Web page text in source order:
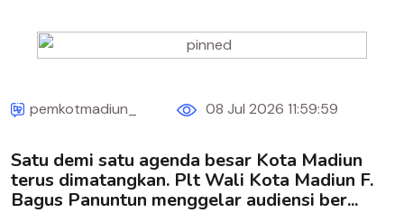
pemkotmadiun_ 08 Jul 2026 11:59:59
Satu demi satu agenda besar Kota Madiun
terus dimatangkan. Plt Wali Kota Madiun F.
Bagus Panuntun menggelar audiensi ber...